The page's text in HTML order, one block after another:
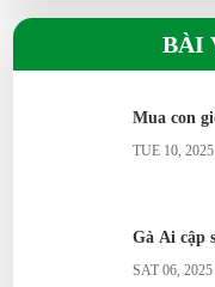
Gà Ai cập
SAT 06, 2025
Gà Serama có phải
Gà Ai Cập siêu trứng đẻ
Vịt Uyên Ương có ý
BÀI
Mua con
TUE 10, 2025
Gà Ai cập
SAT 06, 2025